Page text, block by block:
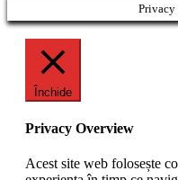
Închide
Privacy Overview
Acest site web folosește